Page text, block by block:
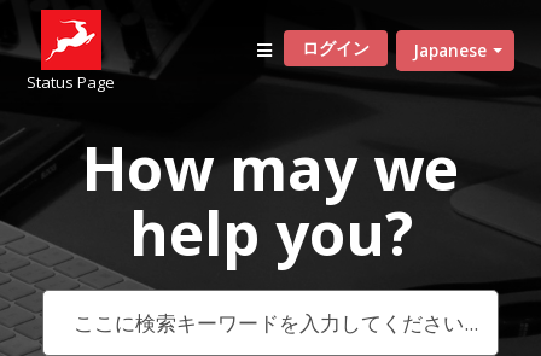
Status Page
Japanese
ログイン
How may we
help you?